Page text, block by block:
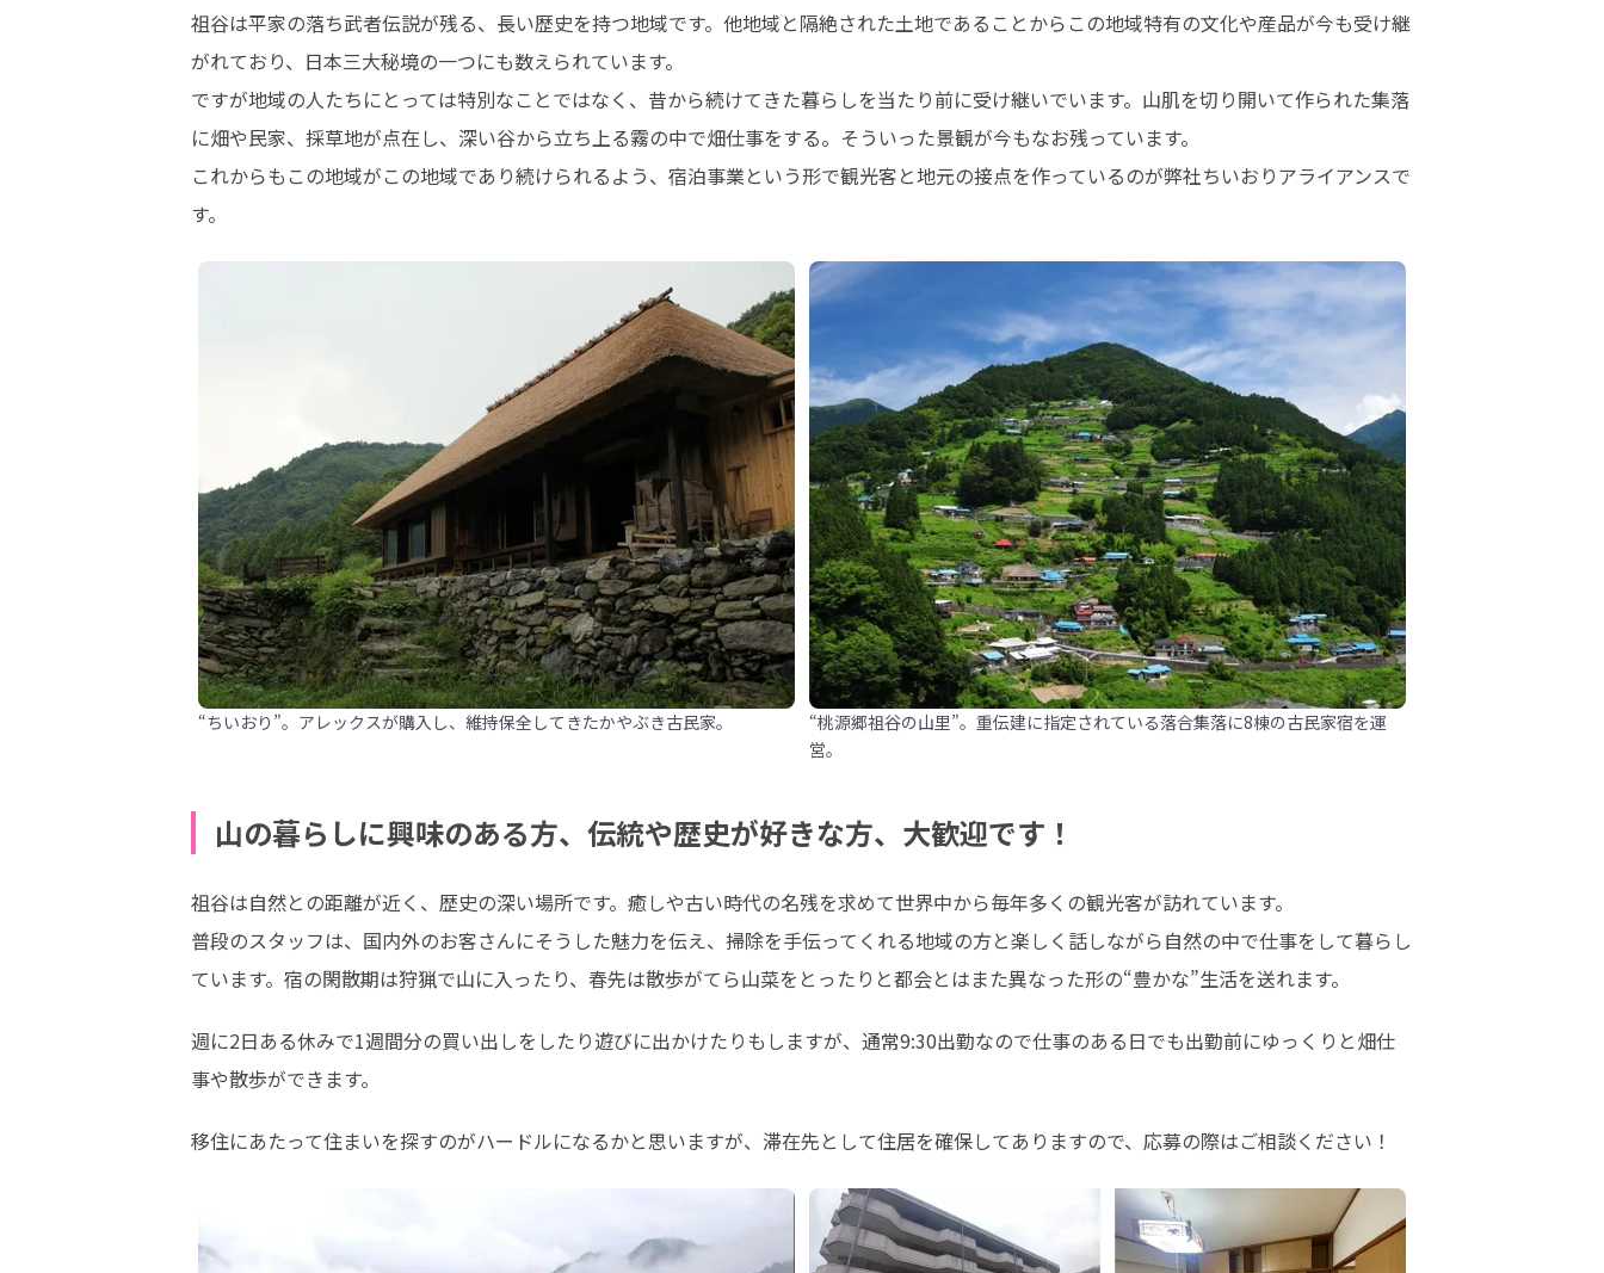
祖谷は平家の落ち武者伝説が残る、長い歴史を持つ地域です。他地域と隔絶された土地であることからこの地域特有の文化や産品が今も受け継
がれており、日本三大秘境の一つにも数えられています。
ですが地域の人たちにとっては特別なことではなく、昔から続けてきた暮らしを当たり前に受け継いでいます。山肌を切り開いて作られた集落
に畑や民家、採草地が点在し、深い谷から立ち上る霧の中で畑仕事をする。そういった景観が今もなお残っています。
これからもこの地域がこの地域であり続けられるよう、宿泊事業という形で観光客と地元の接点を作っているのが弊社ちいおりアライアンスで
す。
“ちいおり”。アレックスが購入し、維持保全してきたかやぶき古民家。
“桃源郷祖谷の山里”。重伝建に指定されている落合集落に8棟の古民家宿を運
営。
山の暮らしに興味のある方、伝統や歴史が好きな方、大歓迎です！
祖谷は自然との距離が近く、歴史の深い場所です。癒しや古い時代の名残を求めて世界中から毎年多くの観光客が訪れています。
普段のスタッフは、国内外のお客さんにそうした魅力を伝え、掃除を手伝ってくれる地域の方と楽しく話しながら自然の中で仕事をして暮らし
ています。宿の閑散期は狩猟で山に入ったり、春先は散歩がてら山菜をとったりと都会とはまた異なった形の“豊かな”生活を送れます。
週に2日ある休みで1週間分の買い出しをしたり遊びに出かけたりもしますが、通常9:30出勤なので仕事のある日でも出勤前にゆっくりと畑仕
事や散歩ができます。
移住にあたって住まいを探すのがハードルになるかと思いますが、滞在先として住居を確保してありますので、応募の際はご相談ください！